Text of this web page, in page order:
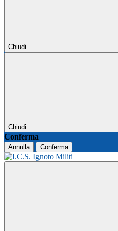
Chiudi
Chiudi
Conferma
Annulla Conferma